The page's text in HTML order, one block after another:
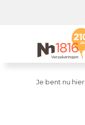
Je bent nu hier